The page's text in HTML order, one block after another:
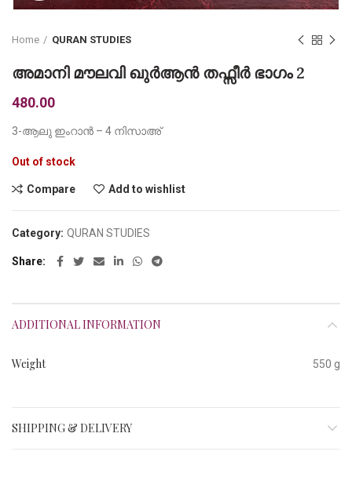
Home QURAN STUDIES
അമാനി മൗലവി ഖുര്‍ആന്‍ തഫ്സീര്‍ ഭാഗം 2
480.00
3-ആലു ഇംറാൻ – 4 നിസാഅ്
Out of stock
Compare Add to wishlist
Category: QURAN STUDIES
Share
ADDITIONAL INFORMATION
Weight 550 g
SHIPPING & DELIVERY